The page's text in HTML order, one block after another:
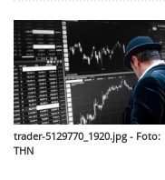
trader-5129770_1920.jpg - Foto:
THN